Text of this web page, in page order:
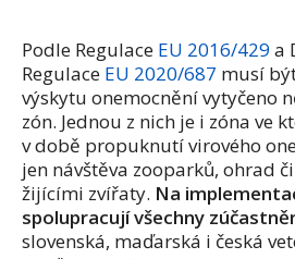
Podle Regulace EU 2016/429 a
Regulace EU 2020/687 musí
výskytu onemocnění vytyčeno
zón. Jednou z nich je i zóna ve
v době propuknutí virového
jen návštěva zooparků, ohrad
žijícími zvířaty. Na
spolupracují všechny
slovenská, maďarská i česká